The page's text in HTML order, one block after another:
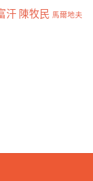
汗 陳牧民 馬爾地夫